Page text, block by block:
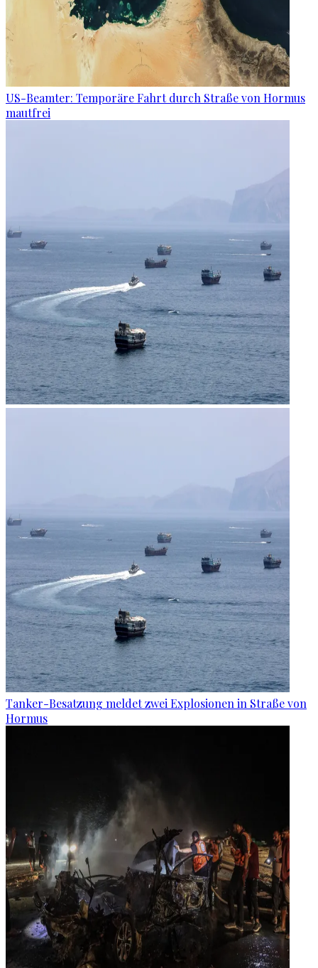
US-Beamter: Temporäre Fahrt durch Straße von Hormus
mautfrei
Tanker-Besatzung meldet zwei Explosionen in Straße von
Hormus